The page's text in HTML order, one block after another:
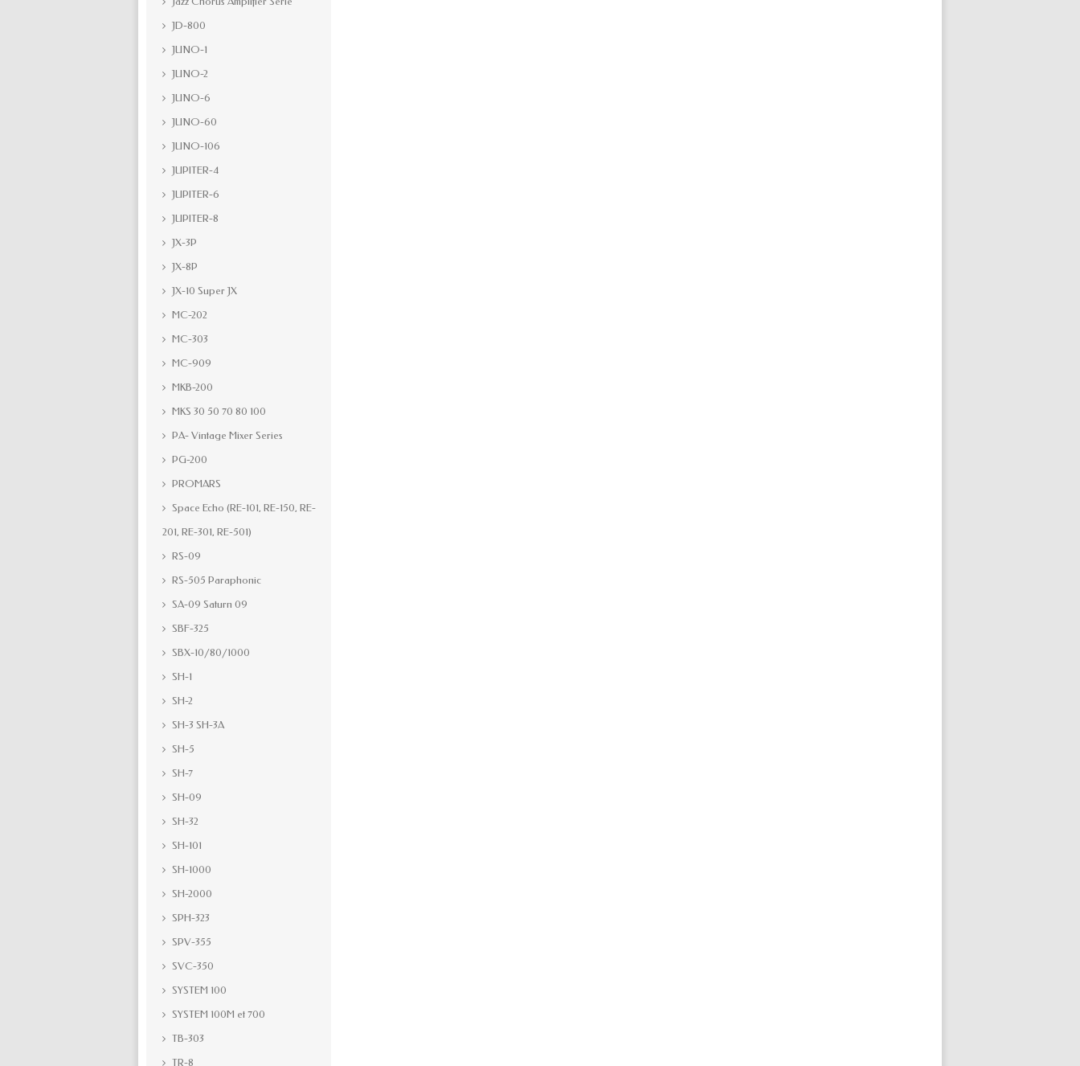
JD-800
JUNO-1
JUNO-2
JUNO-6
JUNO-60
JUNO-106
JUPITER-4
JUPITER-6
JUPITER-8
JX-3P
JX-8P
JX-10 Super JX
MC-202
MC-303
MC-909
MKB-200
MKS 30 50 70 80 100
PA- Vintage Mixer Series
PG-200
PROMARS
Space Echo (RE-101, RE-150, RE-
201, RE-301, RE-501)
RS-09
RS-505 Paraphonic
SA-09 Saturn 09
SBF-325
SBX-10/80/1000
SH-1
SH-2
SH-3 SH-3A
SH-5
SH-7
SH-09
SH-32
SH-101
SH-1000
SH-2000
SPH-323
SPV-355
SVC-350
SYSTEM 100
SYSTEM 100M et 700
TB-303
TR-8